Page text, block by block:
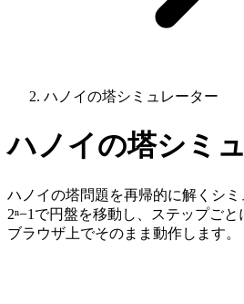
ハノイの塔シミュレーター
ハノイの塔シミ
ハノイの塔問題を再帰的に解くシ
2ⁿ−1で円盤を移動し、ステップごと
ブラウザ上でそのまま動作します。